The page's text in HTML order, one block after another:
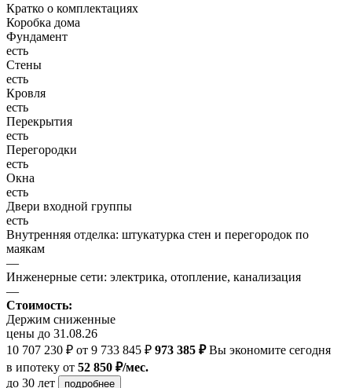
Кратко о комплектациях
Коробка дома
Фундамент
есть
Стены
есть
Кровля
есть
Перекрытия
есть
Перегородки
есть
Окна
есть
Двери входной группы
есть
Внутренняя отделка: штукатурка стен и перегородок по
маякам
—
Инженерные сети: электрика, отопление, канализация
—
Стоимость:
Держим сниженные
цены до 31.08.26
10 707 230 ₽ от 9 733 845 ₽ 973 385 ₽Вы экономите сегодня
в ипотеку от 52 850 ₽/мес.
до 30 лет
подробнее